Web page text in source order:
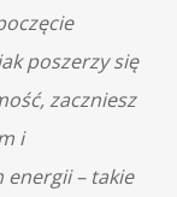
poszerzy się
zaczniesz
i
– takie